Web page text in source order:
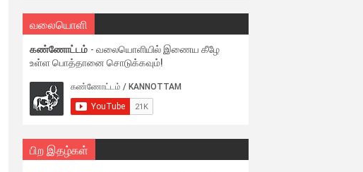
வலையொளி
கண்ணோட்டம் - வலையொளியில் இணைய கீழே
உள்ள பொத்தானை சொடுக்கவும்!
பிற இதழ்கள்